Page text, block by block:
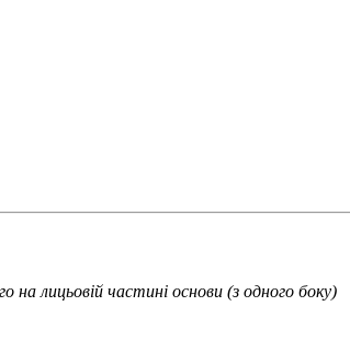
на лицьовій частині основи (з одного боку)